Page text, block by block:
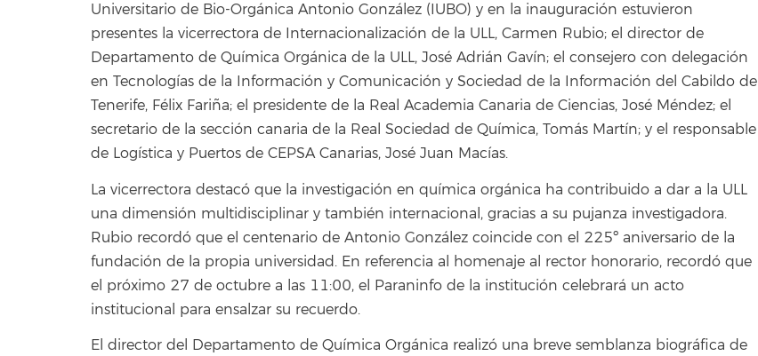
Universitario de Bio-Orgánica Antonio González (IUBO) y en la inauguración estuvieron
presentes la vicerrectora de Internacionalización de la ULL, Carmen Rubio; el director de
Departamento de Química Orgánica de la ULL, José Adrián Gavín; el consejero con delegación
en Tecnologías de la Información y Comunicación y Sociedad de la Información del Cabildo de
Tenerife, Félix Fariña; el presidente de la Real Academia Canaria de Ciencias, José Méndez; el
secretario de la sección canaria de la Real Sociedad de Química, Tomás Martín; y el responsable
de Logística y Puertos de CEPSA Canarias, José Juan Macías.
La vicerrectora destacó que la investigación en química orgánica ha contribuido a dar a la ULL
una dimensión multidisciplinar y también internacional, gracias a su pujanza investigadora.
Rubio recordó que el centenario de Antonio González coincide con el 225º aniversario de la
fundación de la propia universidad. En referencia al homenaje al rector honorario, recordó que
el próximo 27 de octubre a las 11:00, el Paraninfo de la institución celebrará un acto
institucional para ensalzar su recuerdo.
El director del Departamento de Química Orgánica realizó una breve semblanza biográfica de